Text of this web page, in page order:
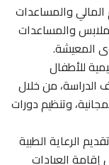
والمساعدات
والمساعدات
المعيشة.
للأطفال
الدراسة، من خلال
وتنظيم دورات
الرعاية الطبية
إقامة العيادات